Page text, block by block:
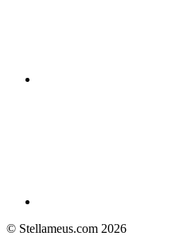
© Stellameus.com 2026